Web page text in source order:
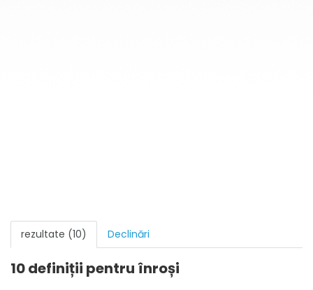
rezultate (10) Declinări
10 definiții pentru înroși